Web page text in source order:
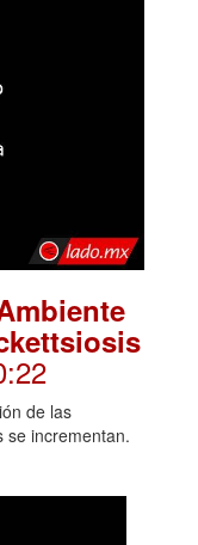
de las
se incrementan.